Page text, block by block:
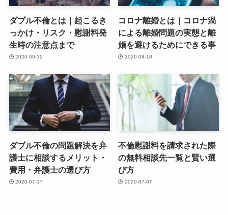
ダブル不倫とは｜起こるき
っかけ・リスク・慰謝料発
生時の注意点まで
2020-09-12
コロナ離婚とは｜コロナ渦
による離婚問題の実態と離
婚を避けるためにできる事
2020-08-18
ダブル不倫の問題解決を弁
護士に相談するメリット・
費用・弁護士の選び方
2020-07-17
不倫慰謝料を請求された際
の無料相談先一覧と賢い選
び方
2020-07-07